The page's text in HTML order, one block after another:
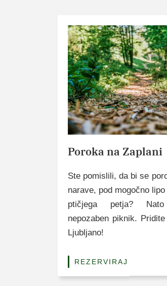
Poroka na Zaplani
Ste pomislili, da bi se
narave, pod mogočno
ptičjega petja?
nepozaben piknik.
Ljubljano!
REZERVIRAJ